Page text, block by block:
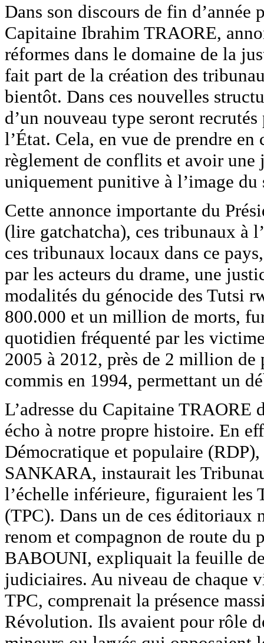
Dans son discours de fin
Capitaine Ibrahim TRAORE,
réformes dans le domaine de la
fait part de la création des
bientôt. Dans ces nouvelles
d’un nouveau type seront
l’État. Cela, en vue de prendre
règlement de conflits et avoir une
uniquement punitive à l’image
Cette annonce importante du
(lire gatchatcha), ces tribunaux à
ces tribunaux locaux dans ce
par les acteurs du drame, une
modalités du génocide des Tutsi
800.000 et un million de morts,
quotidien fréquenté par les
2005 à 2012, près de 2 million de
commis en 1994, permettant un
L’adresse du Capitaine
écho à notre propre histoire. En
Démocratique et populaire
SANKARA, instaurait les
l’échelle inférieure, figuraient
(TPC). Dans un de ces éditoriaux
renom et compagnon de route du
BABOUNI, expliquait la feuille
judiciaires. Au niveau de chaque
TPC, comprenait la présence
Révolution. Ils avaient pour rôle